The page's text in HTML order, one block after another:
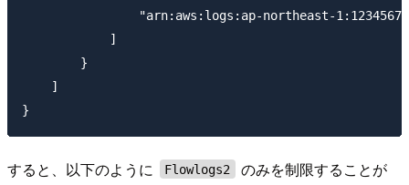
"arn:aws:logs:ap-northeast-
            ]
        }
    ]
すると、以下のように Flowlogs2 のみを制限することが